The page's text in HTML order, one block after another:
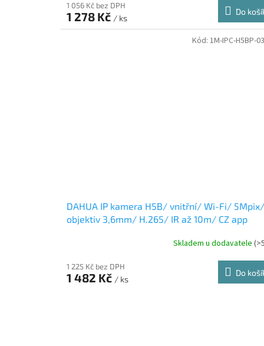
1 056 Kč bez DPH
1 278 Kč / ks
Do
DAHUA IP kamera H5B/ vnitřní/ Wi-Fi/ 5Mpix/
objektiv 3,6mm/ H.265/ IR až 10m/ CZ app
Skladem u dodavatele
1 225 Kč bez DPH
1 482 Kč / ks
Do
Kód:1M-IPC-H5BP-